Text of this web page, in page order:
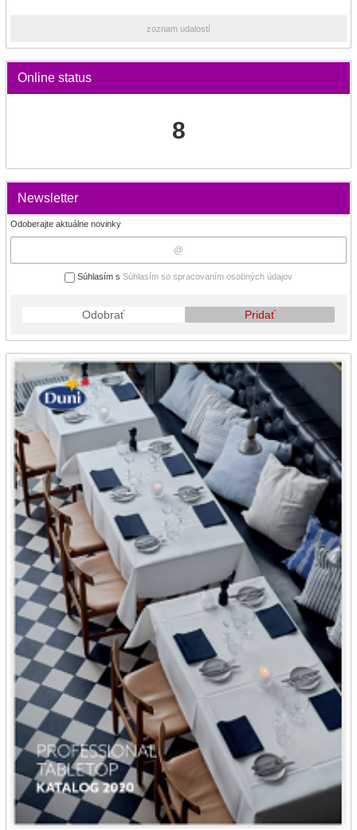
zoznam udalostí
Online status
8
Newsletter
Odoberajte aktuálne novinky
Súhlasím s Súhlasím so spracovaním osobných údajov
Odobrať Pridať